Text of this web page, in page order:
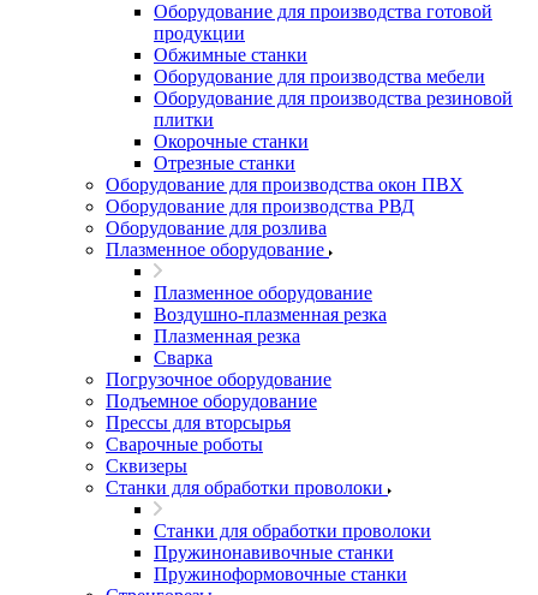
Оборудование для производства готовой
продукции
Обжимные станки
Оборудование для производства мебели
Оборудование для производства резиновой
плитки
Окорочные станки
Отрезные станки
Оборудование для производства окон ПВХ
Оборудование для производства РВД
Оборудование для розлива
Плазменное оборудование
Плазменное оборудование
Воздушно-плазменная резка
Плазменная резка
Сварка
Погрузочное оборудование
Подъемное оборудование
Прессы для вторсырья
Сварочные роботы
Сквизеры
Станки для обработки проволоки
Станки для обработки проволоки
Пружинонавивочные станки
Пружиноформовочные станки